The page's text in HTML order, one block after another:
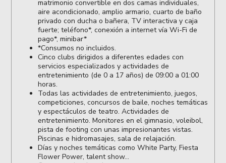
matrimonio convertible en dos camas individuales,
aire acondicionado, amplio armario, cuarto de baño
privado con ducha o bañera, TV interactiva y caja
fuerte; teléfono*, conexión a internet vía Wi-Fi de
pago*, minibar*
*Consumos no incluidos.
Cinco clubs dirigidos a diferentes edades con
servicios especializados y actividades de
entretenimiento (de 0 a 17 años) de 09:00 a 01:00
horas.
Todas las actividades de entretenimiento, juegos,
competiciones, concursos de baile, noches temáticas
y espectáculos de teatro. Actividades de
entretenimiento. Monitores en el gimnasio, voleibol,
pista de footing con unas impresionantes vistas.
Piscinas e hidromasajes, sala de relajación.
Días y noches temáticas como White Party, Fiesta
Flower Power, talent show...